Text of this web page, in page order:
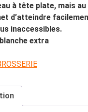
à tête plate, mais
d’atteindre
inaccessibles.
extra